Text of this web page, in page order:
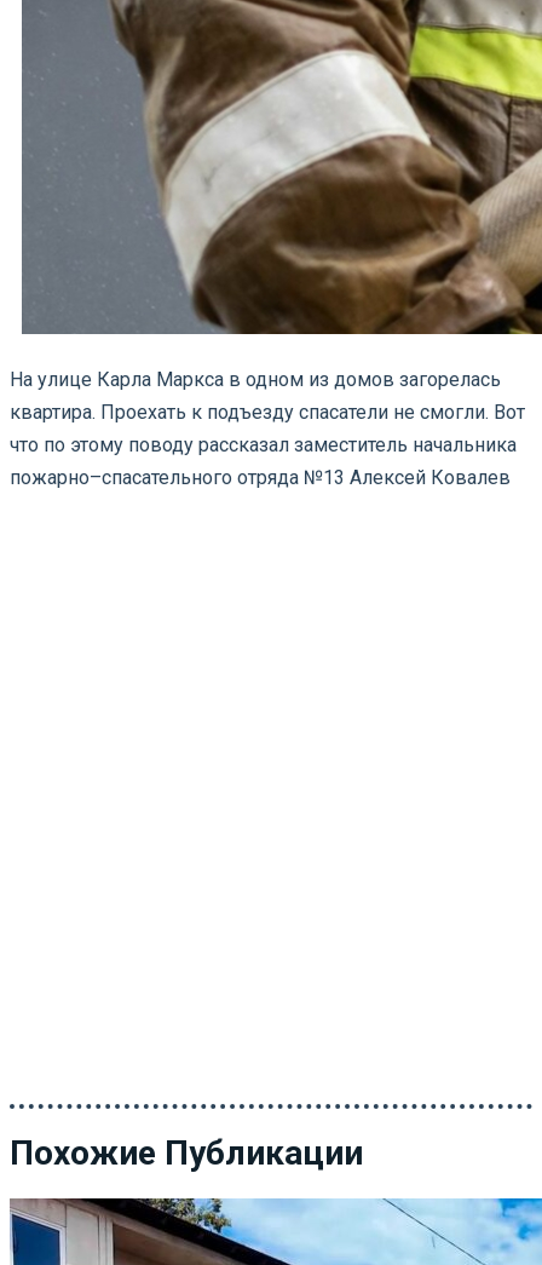
На улице Карла Маркса в одном из домов загорелась
квартира. Проехать к подъезду спасатели не смогли. Вот
что по этому поводу рассказал заместитель начальника
пожарно–спасательного отряда №13 Алексей Ковалев
Похожие Публикации